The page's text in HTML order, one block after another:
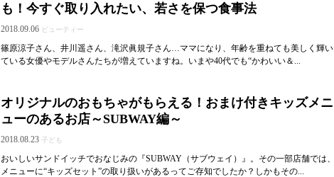
も！今すぐ取り入れたい、若さを保つ食事法
2018.09.06 ビューティー
篠原涼子さん、井川遥さん、滝沢眞規子さん…ママになり、年齢を重ねても美しく輝い
ている女優やモデルさんたちが増えていますね。いまや40代でも“かわいい＆...
オリジナルのおもちゃがもらえる！おまけ付きキッズメニ
ューのあるお店～SUBWAY編～
2018.08.23 子ども
おいしいサンドイッチでおなじみの『SUBWAY（サブウェイ）』。その一部店舗では、
メニューに“キッズセット”の取り扱いがあるってご存知でしたか？しかもその...